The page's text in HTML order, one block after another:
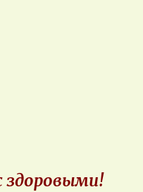
здоровыми!